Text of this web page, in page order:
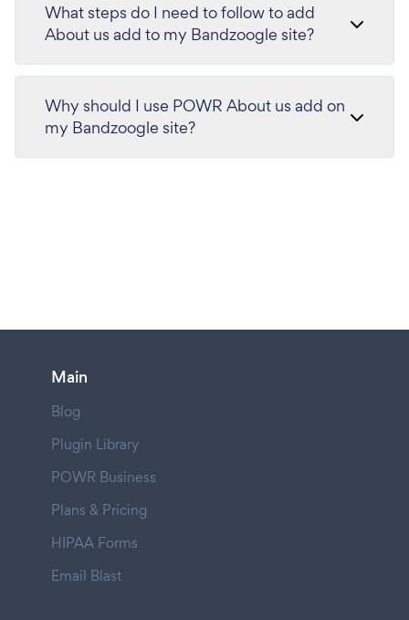
What steps do I need to follow to add
About us add to my Bandzoogle site?
Why should I use POWR About us add on
my Bandzoogle site?
Main
Blog
Plugin Library
POWR Business
Plans & Pricing
HIPAA Forms
Email Blast